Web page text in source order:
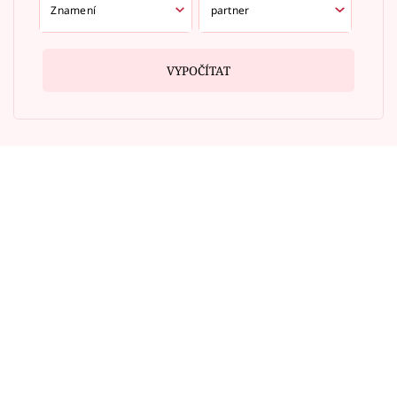
VYPOČÍTAT